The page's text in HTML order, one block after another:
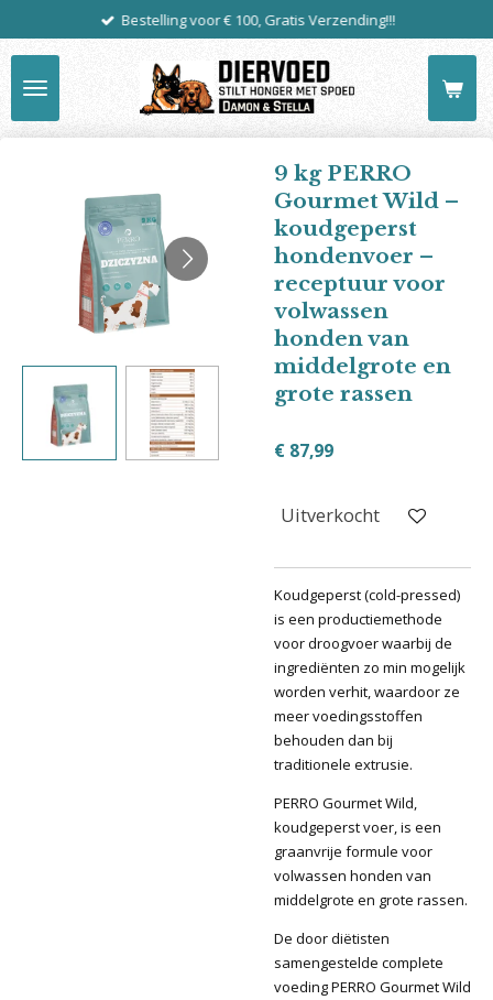
de
hoofdinhoud
Bestelling voor € 100, Gratis Verzending!!!
9 kg PERRO
Gourmet Wild –
koudgeperst
hondenvoer –
receptuur voor
volwassen
honden van
middelgrote en
grote rassen
€ 87,99
Uitverkocht
Koudgeperst (cold-pressed)
is een productiemethode
voor droogvoer waarbij de
ingrediënten zo min mogelijk
worden verhit, waardoor ze
meer voedingsstoffen
behouden dan bij
traditionele extrusie.
PERRO Gourmet Wild,
koudgeperst voer, is een
graanvrije formule voor
volwassen honden van
middelgrote en grote rassen.
De door diëtisten
samengestelde complete
voeding PERRO Gourmet Wild